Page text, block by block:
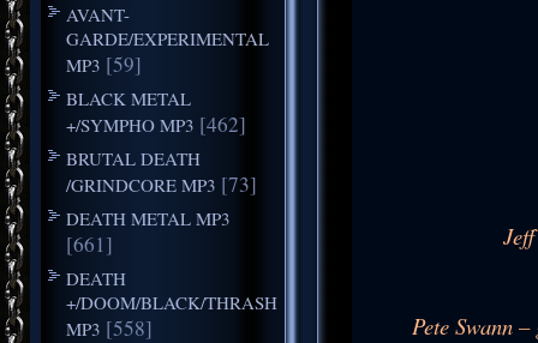
AVANT-
GARDE/EXPERIMENTAL
MP3 [59]
BLACK METAL
+/SYMPHO MP3 [462]
BRUTAL DEATH
/GRINDCORE MP3 [73]
DEATH METAL MP3
[661]
DEATH
+/DOOM/BLACK/THRASH
MP3 [558] Pete Swann